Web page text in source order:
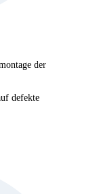
der
defekte